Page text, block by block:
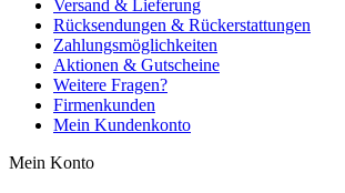
Versand & Lieferung
Rücksendungen & Rückerstattungen
Zahlungsmöglichkeiten
Aktionen & Gutscheine
Weitere Fragen?
Firmenkunden
Mein Kundenkonto
Mein Konto